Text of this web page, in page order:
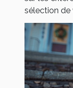
sélection de